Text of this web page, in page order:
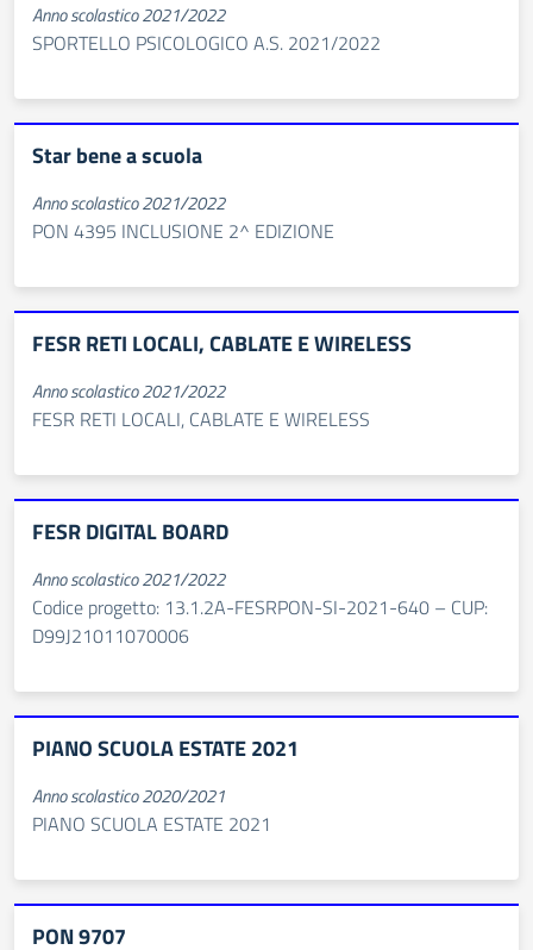
Anno scolastico 2021/2022
SPORTELLO PSICOLOGICO A.S. 2021/2022
Star bene a scuola
Anno scolastico 2021/2022
PON 4395 INCLUSIONE 2^ EDIZIONE
FESR RETI LOCALI, CABLATE E WIRELESS
Anno scolastico 2021/2022
FESR RETI LOCALI, CABLATE E WIRELESS
FESR DIGITAL BOARD
Anno scolastico 2021/2022
Codice progetto: 13.1.2A-FESRPON-SI-2021-640 – CUP:
D99J21011070006
PIANO SCUOLA ESTATE 2021
Anno scolastico 2020/2021
PIANO SCUOLA ESTATE 2021
PON 9707